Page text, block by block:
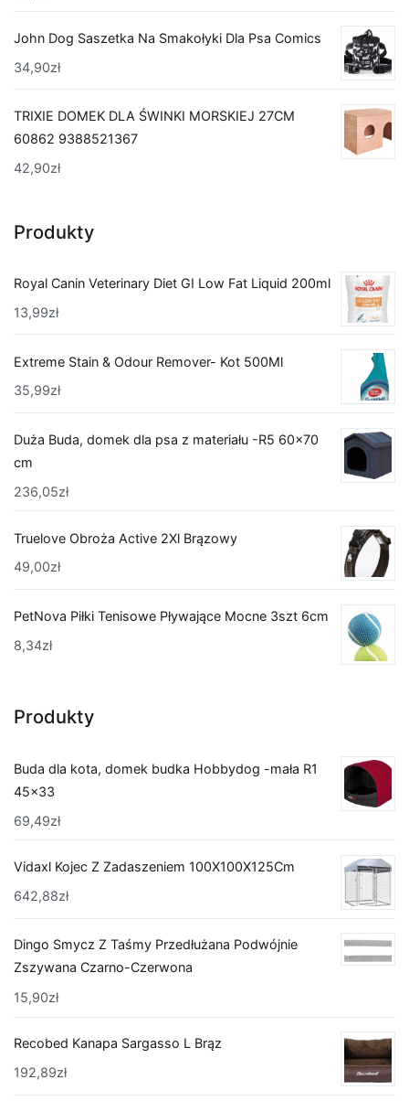
John Dog Saszetka Na Smakołyki Dla Psa Comics
34,90zł
TRIXIE DOMEK DLA ŚWINKI MORSKIEJ 27CM
60862 9388521367
42,90zł
Produkty
Royal Canin Veterinary Diet GI Low Fat Liquid 200ml
13,99zł
Extreme Stain & Odour Remover- Kot 500Ml
35,99zł
Duża Buda, domek dla psa z materiału -R5 60x70
cm
236,05zł
Truelove Obroża Active 2Xl Brązowy
49,00zł
PetNova Piłki Tenisowe Pływające Mocne 3szt 6cm
8,34zł
Produkty
Buda dla kota, domek budka Hobbydog -mała R1
45x33
69,49zł
Vidaxl Kojec Z Zadaszeniem 100X100X125Cm
642,88zł
Dingo Smycz Z Taśmy Przedłużana Podwójnie
Zszywana Czarno-Czerwona
15,90zł
Recobed Kanapa Sargasso L Brąz
192,89zł